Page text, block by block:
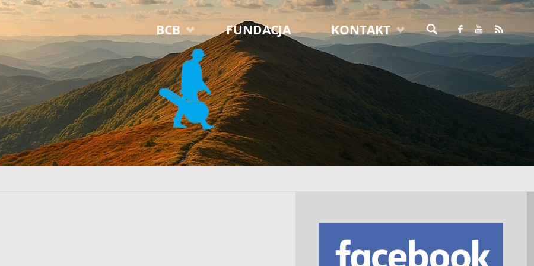
Przejdź
do
treści
BCB FUNDACJA KONTAKT
SZUKAJ